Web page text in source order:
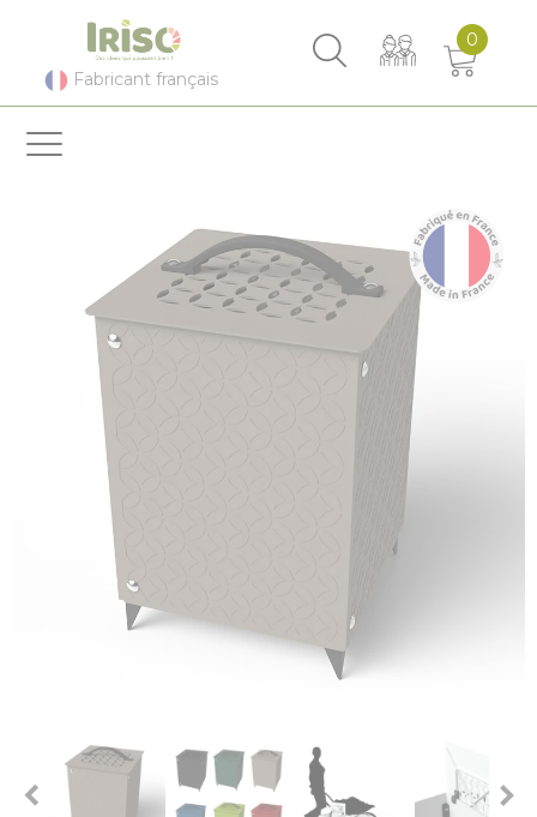
Fabricant français
0
 
Panneau de gestion des cookies